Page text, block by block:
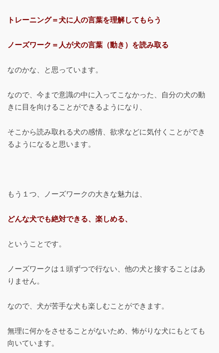
トレーニング＝犬に人の言葉を理解してもらう
ノーズワーク＝人が犬の言葉（動き）を読み取る
なのかな、と思っています。
なので、今まで意識の中に入ってこなかった、自分の犬の動
きに目を向けることができるようになり、
そこから読み取れる犬の感情、欲求などに気付くことができ
るようになると思います。
もう１つ、ノーズワークの大きな魅力は、
どんな犬でも絶対できる、楽しめる、
ということです。
ノーズワークは１頭ずつで行ない、他の犬と接することはあ
りません。
なので、犬が苦手な犬も楽しむことができます。
無理に何かをさせることがないため、怖がりな犬にもとても
向いています。